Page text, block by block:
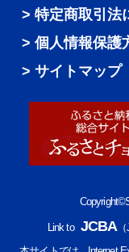
特定商取引法
個人情報保護
サイトマップ
Link to JCBA（